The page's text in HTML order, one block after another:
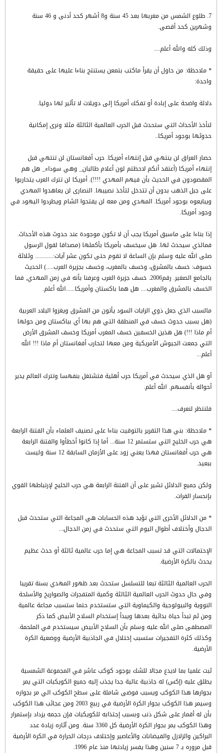
7. طلوع الشمس من مغربها بعد 45 سنة و8 أشهر كحد أدنى و 46 سنة
وشهرين كحد أقصى.
وذلك كله والله أعلم....
* ملاحظة: من حاول أن يقرأ ماكتب بتمعن يستنتج بناءا عليها على حقيقة
واحدة:
دلالة واضحة على إبادة أو تفكك أمريكا إلى دويلات لا تأثير لها دوليا.
لنأخذ الأحداث التي ستحدث قبل الحرب العالمية الثالثة مثلا ونرى إمكانية
حدوثها بوجود أمريكا..
حصار العراق لن ينتهي قبل إنتهاء أمريكا. حرب أفغانستان لن تنتهي قبل
إنتهاء أمريكا (أعتقد أنكم لاحظتم لون أعلام طالبان_ وهي سوداء_ هل هم
المقصودون في الحديث بأن فيهم المهدي !!!!). أمريكا لن تترك العرب يتحاربوا
على جبل الذهب بدون أن تتدخل لتأخذ نصيبها. النصارى لن يعاهدوا المهدي
ويبايعوه بوجود أمريكا. المهدي ومن معه لن يفتحوا الشام ويطردوا اليهود في
وجود أمريكا.
إذا بناءا على ماسبق أمريكا يجب أن لا تكون موجودة عند حدوث هذه الأحداث.
فمالذي سيحدث لها. هل سيخسف بأمريكا بأكملها (مصداقا لقول الرسول
صلى الله عليه وسلم بإن الساعة لا تقوم حتى تكون عشر آيات:............ وثلاثة
خسوف: خسف بالمشرق، وخسف بالمغرب، وخسف بجزيرة العرب.....) الحديث
بالجامع الصغير. رقم2006. خسف جزيرة العرب وعرفنا بأنه في زمن المهدي, فما
الخسف بالمشرق والمغرب.... هل هما باكستان وأمريكا......الله أعلم.
مالسبب الذي جعل ذوي الرايات السود يأتون من المشرق ويغزوا البلاد العربية
(هل بسبب حدوث خسف في المنطقة التي هم بها أي بباكستان ومن حولها
أم ماذا !!!) هل هذين الخسفين خسف المغرب أمريكا وخسف المشرق الأرض
التي جمعت الجيوش الأمريكية ومن معها لتحارب أفغانستان أم ماذا !!! الله
أعلم...
أو هل الذي سيحدث في أمريكا حرب أهلية فتشتغل بنفهسا وتترك العالم يدير
أحواله بأنفسهم. الله أعلم.
فلنتظر لنعرف....
* ملاحظة: بني هذا التقرير بالتوقيت بناءا على تصنيف العلماء بأن الفتنة الرابعة
هي حرب الخليج التي ستستمر 12 سنة... أما إذا كانوا أخطأوا والفتنة الرابعة
هي حرب أفغانستان فهذا يعني زود على الأزمان السابقة 12 سنة وليست
ببعيد.
ولكن جميع الدلائل تشير على أن الفتنة الرابعة هي حرب الخليج لإرتباطها القوي
بإنحسار الفرات.
* من الدلائل الأخرى التي تؤيد هذه الحسابات هي المجاعة التي ستحدث قبل
الدجال وأختلاف أطوال اليوم التي ستحدث في زمن الدجال...
الإحتمالات التي قد تسبب المجاعة هي إما حرب عالمية ثالثة أو حدث عظيم
يحدث بالكرة الأرضية.
الحرب العالمية الثالثة تبعا للتسلسل ستحدث بعد ظهور المهدي بسنة تقريبا
وفي حال حدوث الحرب العالمية الثالثة وكمية المتفجرات والصواريخ والأسلحة
النووية والبيولوجية والكيماوية التي ستستخدم حتما ستسبب مجاعة عالمية
ومن ثم تبدأ حياة بدائية بعدها ويبدأ إستخدام السلاح الأبيض كما ذكر
المصطفى صلى الله عليه وسلم بأن السلاح الأبيض سيستخدم في الملحمة.
وكذلك كثرة التفجيرات ستسبب إختلال في الجاذبية الأرضية ووضعية الكرة
الأرضية.
ثبت علميا بما لايدع مجالا للشك بوجود كوكب عاشر في المجموعة الشمسية
يطلق عليه (إكس) له جاذبية عالية جدا يجذب إليه جميع الكويكبات التي يمر
بجوارها هذا الكوكب ويسبب فوضى شاملة على سطح الكوكب الي مر بجواره
وسيمر هذا الكوكب بجوار الكرة الأرضية في ربيع 2003 ومن عجائب هذا الكوكب
بأن له أقمار على شكل ذنب وبسبب إجتذابه للكويكبات فإن حجمه يزداد بإستمرار
وهذا الكوكب يمر بجوار الكرة الأرضية كل 3360 سنة. ومن آثاره زيادة عدد
البراكين والزلازل والفيضانات والأعاصير وإختلاف درجات الحرارة في الكرة الأرضية
قبل مروره بـ 7 سنين وهذا يفسر زيادتها منذ عام 1996.